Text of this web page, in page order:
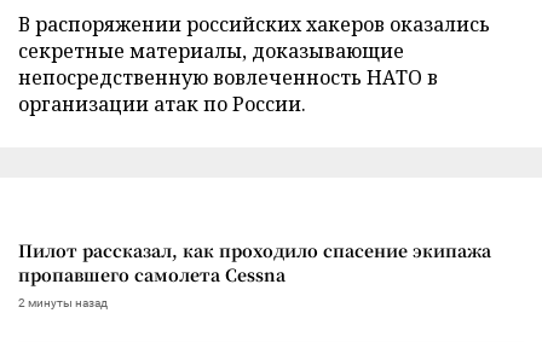
В распоряжении российских хакеров оказались
секретные материалы, доказывающие
непосредственную вовлеченность НАТО в
организации атак по России.
Пилот рассказал, как проходило спасение экипажа
пропавшего самолета Cessna
2 минуты назад